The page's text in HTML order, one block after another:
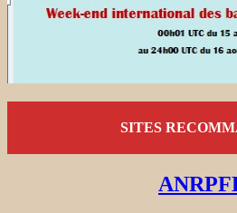
SITES